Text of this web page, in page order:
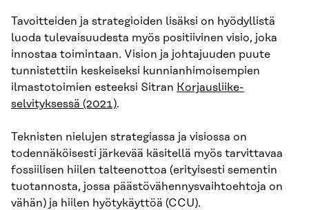
Tavoitteiden ja strategioiden lisäksi on hyödyllistä
luoda tulevaisuudesta myös positiivinen visio, joka
innostaa toimintaan. Vision ja johtajuuden puute
tunnistettiin keskeiseksi kunnianhimoisempien
ilmastotoimien esteeksi Sitran Korjausliike-
selvityksessä (2021).
Teknisten nielujen strategiassa ja visiossa on
todennäköisesti järkevää käsitellä myös tarvittavaa
fossiilisen hiilen talteenottoa (erityisesti sementin
tuotannosta, jossa päästövähennysvaihtoehtoja on
vähän) ja hiilen hyötykäyttöä (CCU).